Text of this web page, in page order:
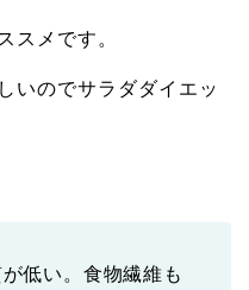
スメです。
いのでサラダダイエッ
低い。食物繊維も